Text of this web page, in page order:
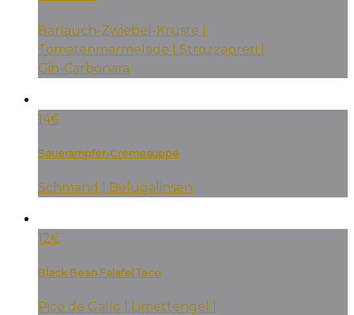
Bärlauch-Zwiebel-Kruste |
Tomatenmarmelade | Strozzapreti |
Gin-Carbonara
14€
Sauerampfer-Cremesuppe
Schmand | Belugalinsen
12€
Black Bean Falafel Taco
Pico de Gallo | Limettengel |